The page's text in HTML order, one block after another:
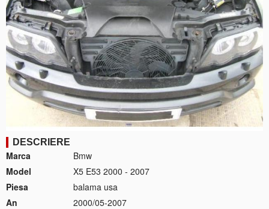
DESCRIERE
Marca
Bmw
Model
X5 E53 2000 - 2007
Piesa
balama usa
An
2000/05-2007